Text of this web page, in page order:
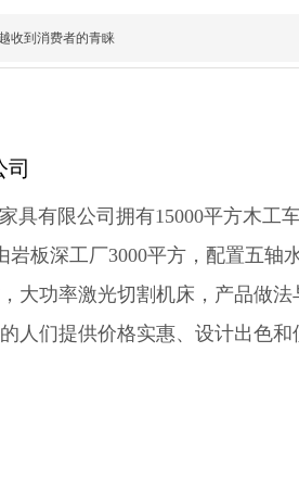
收到消费者的青睐
有限公司拥有15000平方木工
岩板深工厂3000平方，配置五轴
大功率激光切割机床，产品做
人们提供价格实惠、设计出色